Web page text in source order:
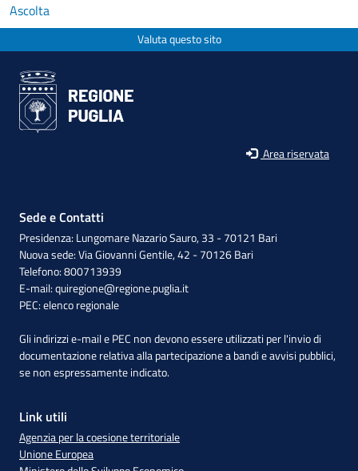
Ascolta
Valuta questo sito
Area riservata
Sede e Contatti
Presidenza: Lungomare Nazario Sauro, 33 - 70121 Bari
Nuova sede: Via Giovanni Gentile, 42 - 70126 Bari
Telefono: 800713939
E-mail:quiregione@regione.puglia.it
PEC:elenco regionale
Gli indirizzi e-mail e PEC non devono essere utilizzati per l'invio di
documentazione relativa alla partecipazione a bandi e avvisi pubblici,
se non espressamente indicato.
Link utili
Agenzia per la coesione territoriale
Unione Europea